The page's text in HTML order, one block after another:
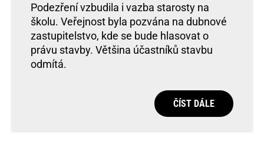
Podezření vzbudila i vazba starosty na
školu. Veřejnost byla pozvána na dubnové
zastupitelstvo, kde se bude hlasovat o
právu stavby. Většina účastníků stavbu
odmítá.
ČÍST DÁLE